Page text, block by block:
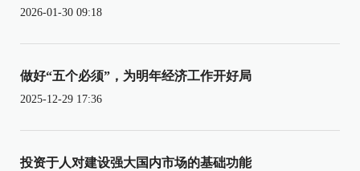
2026-01-30 09:18
做好“五个必须”，为明年经济工作开好局
2025-12-29 17:36
投资于人对建设强大国内市场的基础功能